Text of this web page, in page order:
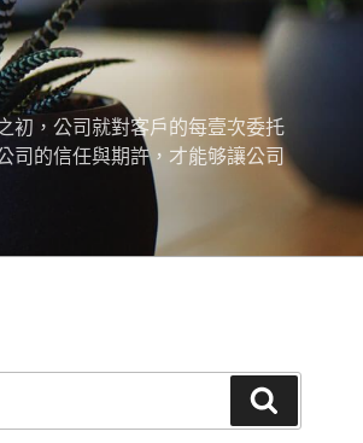
初，公司就對客戶的每壹次委托
司的信任與期許，才能够讓公司
尋